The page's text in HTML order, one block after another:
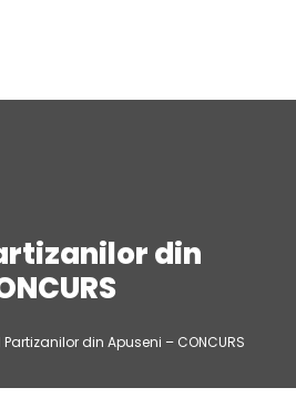
din
din Apuseni – CONCURS